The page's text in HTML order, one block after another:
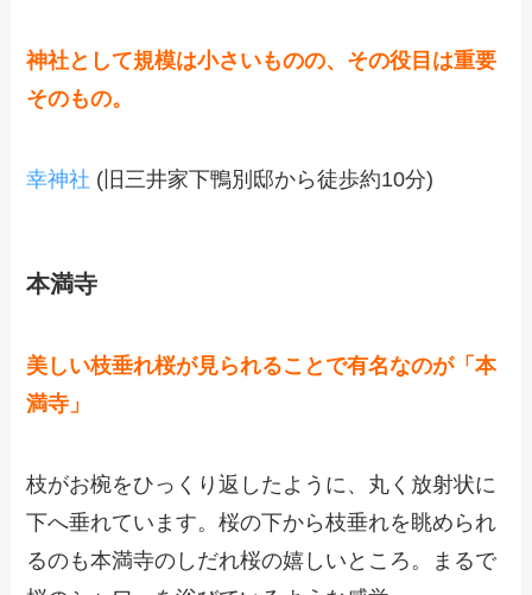
神社として規模は小さいものの、その役目は重要
そのもの。
幸神社 (旧三井家下鴨別邸から徒歩約10分)
本満寺
美しい枝垂れ桜が見られることで有名なのが「本
満寺」
枝がお椀をひっくり返したように、丸く放射状に
下へ垂れています。桜の下から枝垂れを眺められ
るのも本満寺のしだれ桜の嬉しいところ。まるで